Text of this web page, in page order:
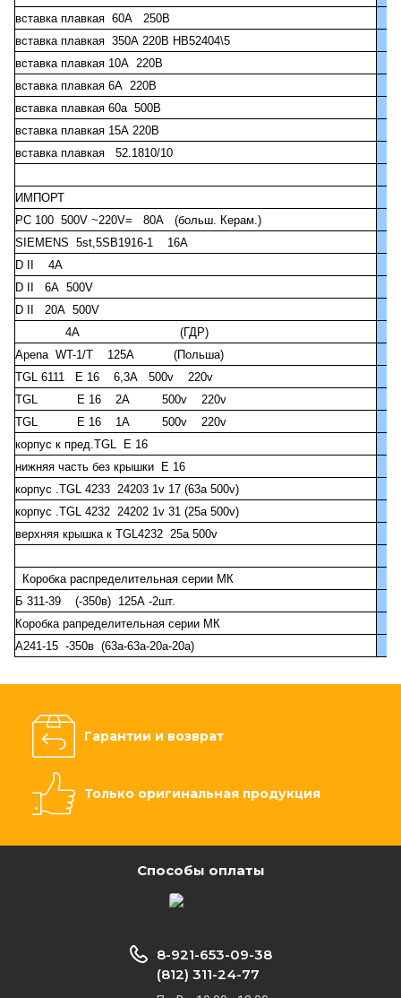
вставка плавкая 60А 250В
вставка плавкая 350А 220В НВ52404\5
вставка плавкая 10А 220В
вставка плавкая 6А 220В
вставка плавкая 60а 500В
вставка плавкая 15А 220В
вставка плавкая 52.1810/10
ИМПОРТ
РС 100 500V ~220V= 80A (больш. Керам.)
SIEMENS 5st,5SB1916-1 16A
D II 4A
D II 6A 500V
D II 20A 500V
4А (ГДР)
Apena WT-1/T 125A (Польша)
TGL 6111 E 16 6,3A 500v 220v
TGL E 16 2A 500v 220v
TGL E 16 1A 500v 220v
корпус к пред.TGL E 16
нижняя часть без крышки Е 16
корпус .TGL 4233 24203 1v 17 (63a 500v)
корпус .TGL 4232 24202 1v 31 (25a 500v)
верхняя крышка к TGL4232 25a 500v
Коробка распределительная серии МК
Б 311-39 (-350в) 125А -2шт.
Коробка рапределительная серии МК
А241-15 -350в (63а-63а-20а-20а)
Гарантии и возврат
Только оригинальная продукция
Способы оплаты
8-921-653-09-38
(812) 311-24-77